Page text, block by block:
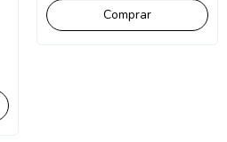
Comprar